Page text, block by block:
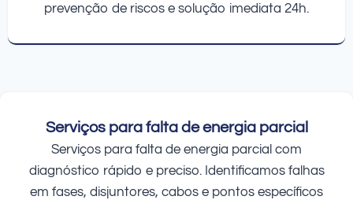
prevenção de riscos e solução imediata 24h.
Serviços para falta de energia parcial
Serviços para falta de energia parcial com
diagnóstico rápido e preciso. Identificamos falhas
em fases, disjuntores, cabos e pontos específicos